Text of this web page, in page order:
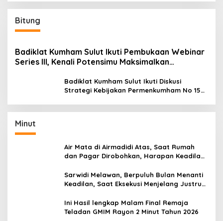
Bitung
Badiklat Kumham Sulut Ikuti Pembukaan Webinar
Series III, Kenali Potensimu Maksimalkan
Badiklat Kumham Sulut Ikuti Diskusi
Strategi Kebijakan Permenkumham No 15
Minut
Air Mata di Airmadidi Atas, Saat Rumah
dan Pagar Dirobohkan, Harapan Keadilan
Sarwidi Melawan, Berpuluh Bulan Menanti
Keadilan, Saat Eksekusi Menjelang Justru
Ini Hasil lengkap Malam Final Remaja
Teladan GMIM Rayon 2 Minut Tahun 2026